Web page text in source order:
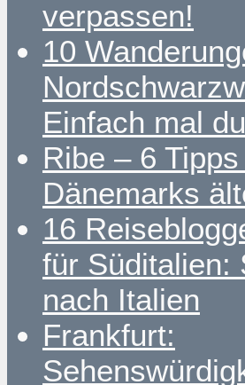
verpassen!
10
Einfach mal
Ribe – 6
Dänemarks
16
für Süditalien:
nach Italien
Frankfurt: